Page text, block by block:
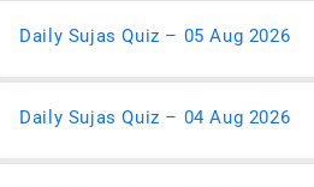
Daily Sujas Quiz – 05 Aug 2026
Daily Sujas Quiz – 04 Aug 2026